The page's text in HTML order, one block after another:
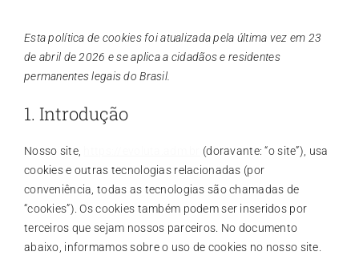
Esta política de cookies foi atualizada pela última vez em 23
de abril de 2026 e se aplica a cidadãos e residentes
permanentes legais do Brasil.
1. Introdução
Nosso site,
(doravante: “o site”), usa
cookies e outras tecnologias relacionadas (por
conveniência, todas as tecnologias são chamadas de
“cookies”). Os cookies também podem ser inseridos por
terceiros que sejam nossos parceiros. No documento
abaixo, informamos sobre o uso de cookies no nosso site.